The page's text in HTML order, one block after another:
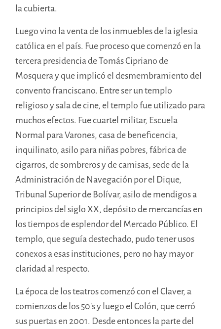
la cubierta.
Luego vino la venta de los inmuebles de la iglesia
católica en el país. Fue proceso que comenzó en la
tercera presidencia de Tomás Cipriano de
Mosquera y que implicó el desmembramiento del
convento franciscano. Entre ser un templo
religioso y sala de cine, el templo fue utilizado para
muchos efectos. Fue cuartel militar, Escuela
Normal para Varones, casa de beneficencia,
inquilinato, asilo para niñas pobres, fábrica de
cigarros, de sombreros y de camisas, sede de la
Administración de Navegación por el Dique,
Tribunal Superior de Bolívar, asilo de mendigos a
principios del siglo XX, depósito de mercancías en
los tiempos de esplendor del Mercado Público. El
templo, que seguía destechado, pudo tener usos
conexos a esas instituciones, pero no hay mayor
claridad al respecto.
La época de los teatros comenzó con el Claver, a
comienzos de los 50’s y luego el Colón, que cerró
sus puertas en 2001. Desde entonces la parte del